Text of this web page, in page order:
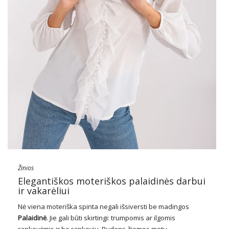
Žinios
Elegantiškos moteriškos palaidinės darbui
ir vakarėliui
Nė viena moteriška spinta negali išsiversti be madingos
Palaidinė. Jie gali būti skirtingi: trumpomis ar ilgomis